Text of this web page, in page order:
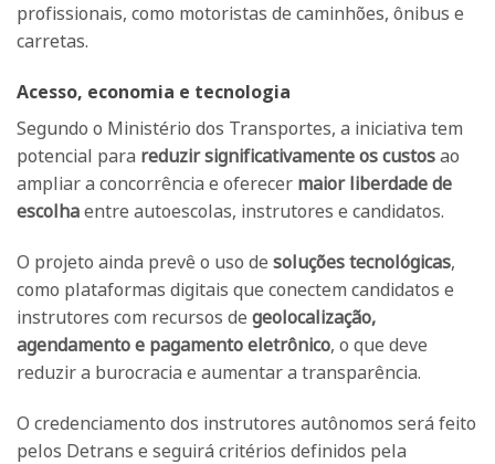
profissionais, como motoristas de caminhões, ônibus e
carretas.
Acesso, economia e tecnologia
Segundo o Ministério dos Transportes, a iniciativa tem
potencial para reduzir significativamente os custosao
ampliar a concorrência e oferecer maior liberdade de
escolhaentre autoescolas, instrutores e candidatos.
O projeto ainda prevê o uso de soluções tecnológicas,
como plataformas digitais que conectem candidatos e
instrutores com recursos de geolocalização,
agendamento e pagamento eletrônico, o que deve
reduzir a burocracia e aumentar a transparência.
O credenciamento dos instrutores autônomos será feito
pelos Detrans e seguirá critérios definidos pela